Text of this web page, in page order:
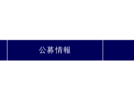
公募情報